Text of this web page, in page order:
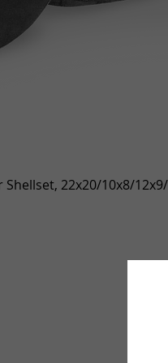
Shellset, 22x20/10x8/